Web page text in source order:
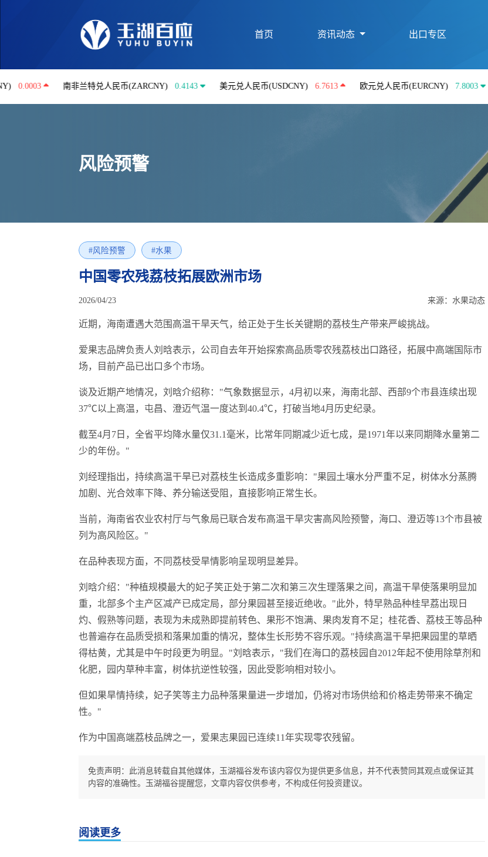
首页 资讯动态 出口专区
南非兰特兑人民币(ZARCNY) 0.4143 美元兑人民币(USDCNY) 6.7613 欧元兑人民币(EURCNY) 7.8003 港元
风险预警
#风险预警 #水果
中国零农残荔枝拓展欧洲市场
2026/04/23 来源：水果动态
近期，海南遭遇大范围高温干旱天气，给正处于生长关键期的荔枝生产带来严峻挑战。
爱果志品牌负责人刘晗表示，公司自去年开始探索高品质零农残荔枝出口路径，拓展中高端国际市
场，目前产品已出口多个市场。
谈及近期产地情况，刘晗介绍称："气象数据显示，4月初以来，海南北部、西部9个市县连续出现
37℃以上高温，屯昌、澄迈气温一度达到40.4℃，打破当地4月历史纪录。
截至4月7日，全省平均降水量仅31.1毫米，比常年同期减少近七成，是1971年以来同期降水量第二
少的年份。"
刘经理指出，持续高温干旱已对荔枝生长造成多重影响："果园土壤水分严重不足，树体水分蒸腾
加剧、光合效率下降、养分输送受阻，直接影响正常生长。
当前，海南省农业农村厅与气象局已联合发布高温干旱灾害高风险预警，海口、澄迈等13个市县被
列为高风险区。"
在品种表现方面，不同荔枝受旱情影响呈现明显差异。
刘晗介绍："种植规模最大的妃子笑正处于第二次和第三次生理落果之间，高温干旱使落果明显加
重，北部多个主产区减产已成定局，部分果园甚至接近绝收。"此外，特早熟品种桂早荔出现日
灼、假熟等问题，表现为未成熟即提前转色、果形不饱满、果肉发育不足；桂花香、荔枝王等品种
也普遍存在品质受损和落果加重的情况，整体生长形势不容乐观。"持续高温干旱把果园里的草晒
得枯黄，尤其是中午时段更为明显。"刘晗表示，"我们在海口的荔枝园自2012年起不使用除草剂和
化肥，园内草种丰富，树体抗逆性较强，因此受影响相对较小。
但如果旱情持续，妃子笑等主力品种落果量进一步增加，仍将对市场供给和价格走势带来不确定
性。"
作为中国高端荔枝品牌之一，爱果志果园已连续11年实现零农残留。
免责声明：此消息转载自其他媒体，玉湖福谷发布该内容仅为提供更多信息，并不代表赞同其观点或保证其
内容的准确性。玉湖福谷提醒您，文章内容仅供参考，不构成任何投资建议。
阅读更多